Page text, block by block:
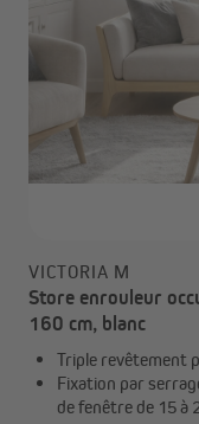
VICTORIA M
Store enrouleur
160 cm, blanc
Triple revêtement
Fixation par
de fenêtre de 15 à